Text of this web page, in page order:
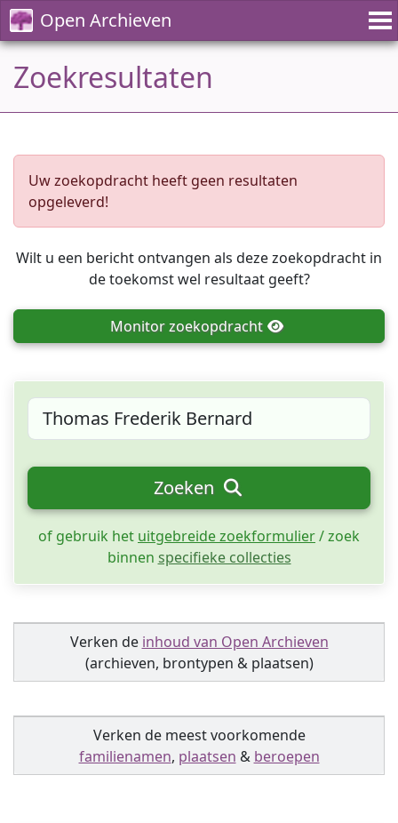
Open Archieven
Zoekresultaten
Uw zoekopdracht heeft geen resultaten
opgeleverd!
Wilt u een bericht ontvangen als deze zoekopdracht in
de toekomst wel resultaat geeft?
Monitorzoekopdracht
Zoeken
of gebruik het uitgebreide zoekformulier/ zoek
binnen specifieke collecties
Verken de inhoud van Open Archieven
(archieven, brontypen & plaatsen)
Verken de meest voorkomende
familienamen, plaatsen & beroepen